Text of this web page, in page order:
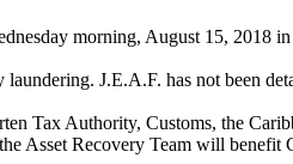
morning, August 15, 2018
J.E.A.F. has not been
Tax Authority, Customs, the
Asset Recovery Team will benefit